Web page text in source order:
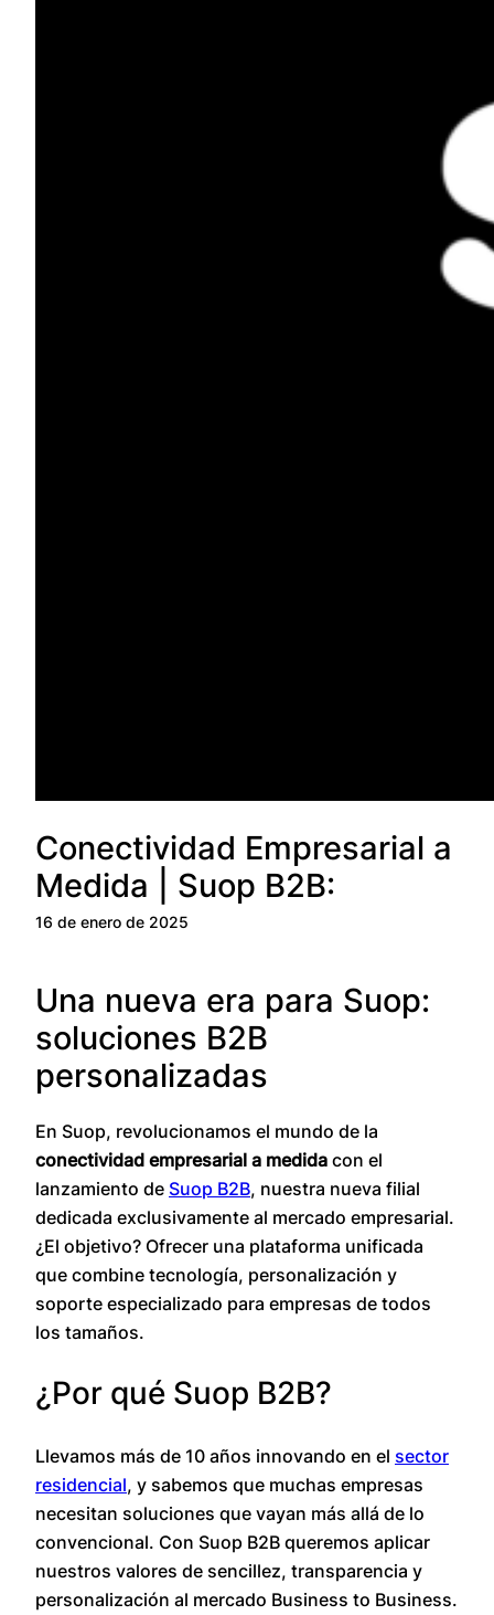
Conectividad Empresarial a
Medida | Suop B2B:
16 de enero de 2025
Una nueva era para Suop:
soluciones B2B
personalizadas
En Suop, revolucionamos el mundo de la
conectividad empresarial a medida con el
lanzamiento de Suop B2B, nuestra nueva filial
dedicada exclusivamente al mercado empresarial.
¿El objetivo? Ofrecer una plataforma unificada
que combine tecnología, personalización y
soporte especializado para empresas de todos
los tamaños.
¿Por qué Suop B2B?
Llevamos más de 10 años innovando en el sector
residencial, y sabemos que muchas empresas
necesitan soluciones que vayan más allá de lo
convencional. Con Suop B2B queremos aplicar
nuestros valores de sencillez, transparencia y
personalización al mercado Business to Business.